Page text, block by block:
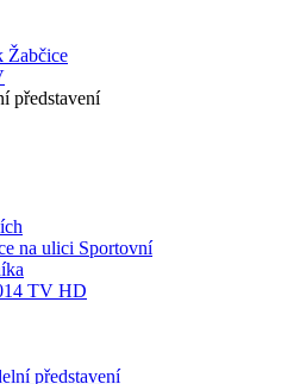
Žabčice
představení
na ulici Sportovní
TV HD
představení